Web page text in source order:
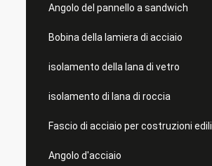
Angolo del pannello a sandwich
Bobina della lamiera di acciaio
isolamento della lana di vetro
isolamento di lana di roccia
Fascio di acciaio per costruzioni edili
Angolo d'acciaio